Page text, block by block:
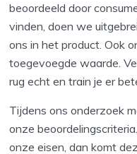
beoordeeld door
vinden, doen we
ons in het product. Ook
toegevoegde waarde.
rug echt en train je er
Tijdens ons onderzoek
onze
onze eisen, dan komt